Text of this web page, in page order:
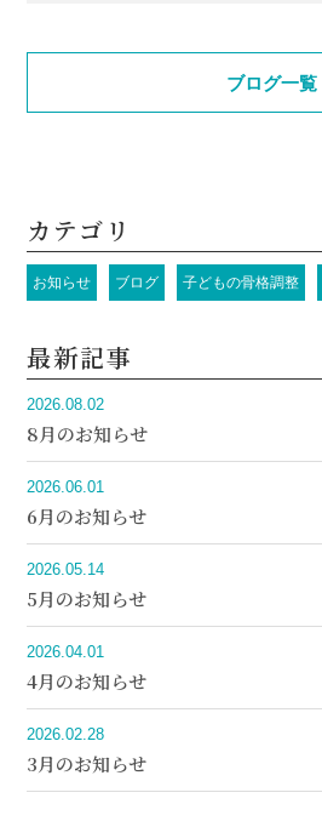
ブログ一覧
カテゴリ
お知らせ ブログ 子どもの骨格調整
最新記事
2026.08.02
8月のお知らせ
2026.06.01
6月のお知らせ
2026.05.14
5月のお知らせ
2026.04.01
4月のお知らせ
2026.02.28
3月のお知らせ